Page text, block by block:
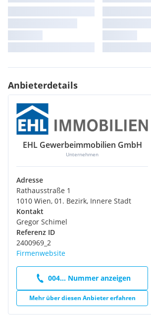
Anbieterdetails
EHL Gewerbeimmobilien GmbH
Unternehmen
Adresse
Rathausstraße 1
1010 Wien, 01. Bezirk, Innere Stadt
Kontakt
Gregor Schimel
Referenz ID
2400969_2
Firmenwebsite
004... Nummer anzeigen
Mehr über diesen Anbieter erfahren